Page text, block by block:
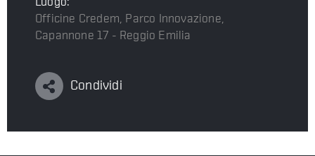
Luogo:
Officine Credem, Parco Innovazione,
Capannone 17 - Reggio Emilia
Condividi